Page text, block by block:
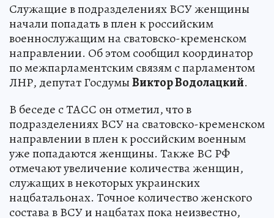
Служащие в подразделениях ВСУ женщины
начали попадать в плен к российским
военнослужащим на сватовско-кременском
направлении. Об этом сообщил координатор
по межпарламентским связям с парламентом
ЛНР, депутат ГосдумыВиктор Водолацкий.
В беседе с ТАСС он отметил, что в
подразделениях ВСУ на сватовско-кременском
направлении в плен к российским военным
уже попадаются женщины. Также ВС РФ
отмечают увеличение количества женщин,
служащих в некоторых украинских
нацбатальонах. Точное количество женского
состава в ВСУ и нацбатах пока неизвестно,